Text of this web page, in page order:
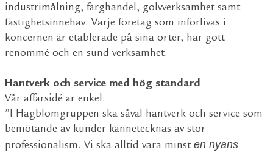
industrimålning, färghandel, golvverksamhet samt
fastighetsinnehav. Varje företag som införlivas i
koncernen är etablerade på sina orter, har gott
renommé och en sund verksamhet.
Hantverk och service med hög standard
Vår affärsidé är enkel:
”I Hagblomgruppen ska såväl hantverk och service som
bemötande av kunder kännetecknas av stor
professionalism. Vi ska alltid vara minst en nyans